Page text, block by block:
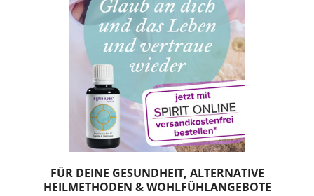
FÜR DEINE GESUNDHEIT, ALTERNATIVE
HEILMETHODEN & WOHLFÜHLANGEBOTE